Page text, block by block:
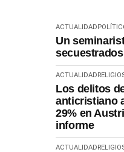
ACTUALIDAD
Un
ACTUALIDAD
Los delitos
anticristiano
29% en
informe
ACTUALIDAD